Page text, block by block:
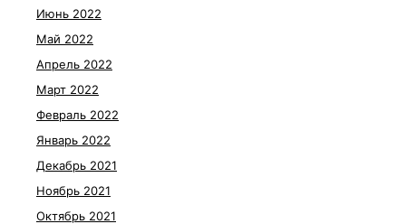
Июнь 2022
Май 2022
Апрель 2022
Март 2022
Февраль 2022
Январь 2022
Декабрь 2021
Ноябрь 2021
Октябрь 2021